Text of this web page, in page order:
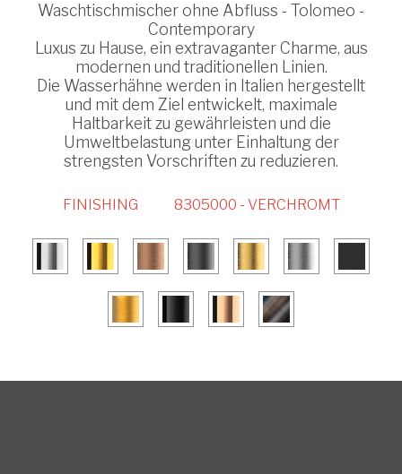
Waschtischmischer ohne Abfluss - Tolomeo -
Contemporary
Luxus zu Hause, ein extravaganter Charme, aus
modernen und traditionellen Linien.
Die Wasserhähne werden in Italien hergestellt
und mit dem Ziel entwickelt, maximale
Haltbarkeit zu gewährleisten und die
Umweltbelastung unter Einhaltung der
strengsten Vorschriften zu reduzieren.
FINISHING 8305000 - VERCHROMT